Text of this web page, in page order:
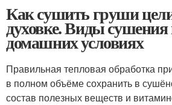
Как сушить груши
духовке. Виды
домашних условиях
Правильная тепловая обработка
в полном объёме сохранить в
состав полезных веществ и